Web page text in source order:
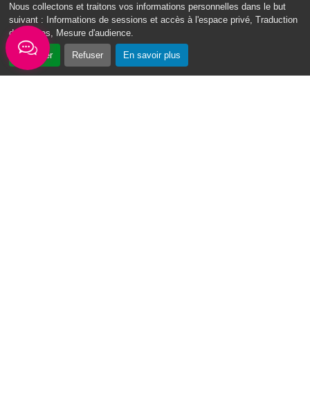
Nous collectons et traitons vos informations personnelles dans le but
suivant :
Informations de sessions et accès à l'espace privé, Traduction
des pages, Mesure d'audience.
Accepter Refuser En savoir plus
Envoyer un email
Horaires d'ouverture
Lundi - mardi - jeudi :